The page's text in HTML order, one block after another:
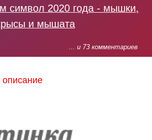
символ 2020 года - мышки,
и мышата
... и 73 комментариев